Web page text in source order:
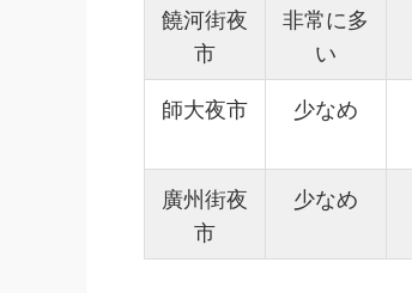
饒河街夜
市
非常に多
い
師大夜市
少なめ
廣州街夜
市
少なめ